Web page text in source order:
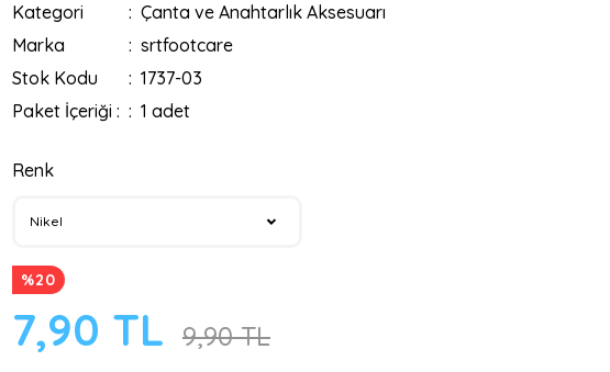
Kategori
Çanta ve Anahtarlık Aksesuarı
Marka
srtfootcare
Stok Kodu
1737-03
Paket İçeriği :
1 adet
Renk
%20
7,90 TL 9,90 TL